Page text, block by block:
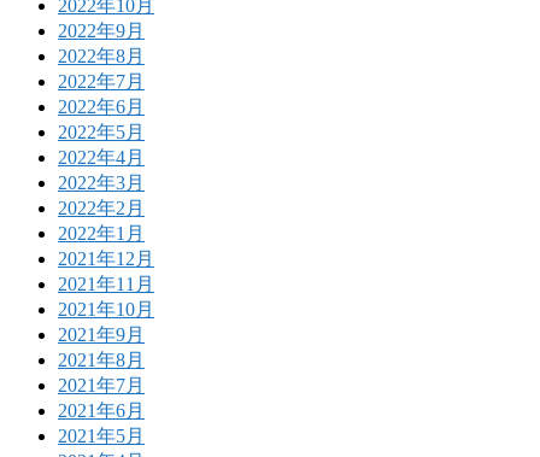
2022年10月
2022年9月
2022年8月
2022年7月
2022年6月
2022年5月
2022年4月
2022年3月
2022年2月
2022年1月
2021年12月
2021年11月
2021年10月
2021年9月
2021年8月
2021年7月
2021年6月
2021年5月